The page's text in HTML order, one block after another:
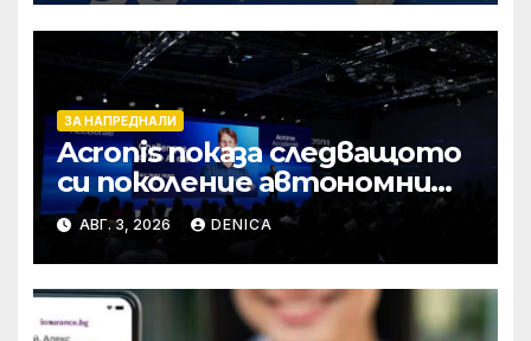
ЗА НАПРЕДНАЛИ
Acronis показа следващото
си поколение автономни
услуги
АВГ. 3, 2026 DENICA